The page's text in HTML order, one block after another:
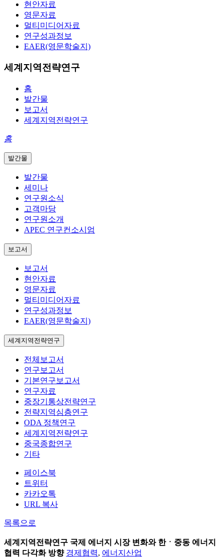
현안자료
영문자료
멀티미디어자료
연구성과정보
EAER(영문학술지)
세계지역전략연구
홈
발간물
보고서
세계지역전략연구
홈
발간물
발간물
세미나
연구원소식
고객마당
연구원소개
APEC 연구컨소시엄
보고서
보고서
현안자료
영문자료
멀티미디어자료
연구성과정보
EAER(영문학술지)
세계지역전략연구
전체보고서
연구보고서
기본연구보고서
연구자료
중장기통상전략연구
전략지역심층연구
ODA 정책연구
세계지역전략연구
중국종합연구
기타
페이스북
트위터
카카오톡
URL 복사
목록으로
세계지역전략연구 국제 에너지 시장 변화와 한ㆍ중동 에너지
협력 다각화 방향 경제협력, 에너지산업